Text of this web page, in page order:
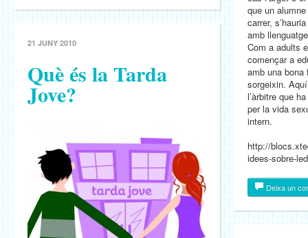
21 JUNY 2010
Què és la Tarda
Jove?
que un
carrer,
amb
Com a adults
començar a
amb una
sorgeixin.
l’àrbitre que
per la vida
intern.
http://
idees-sobre-
Deixa un